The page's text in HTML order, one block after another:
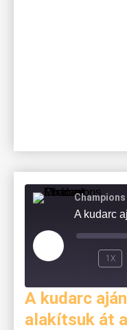
1X
A kudarc
alakítsuk át